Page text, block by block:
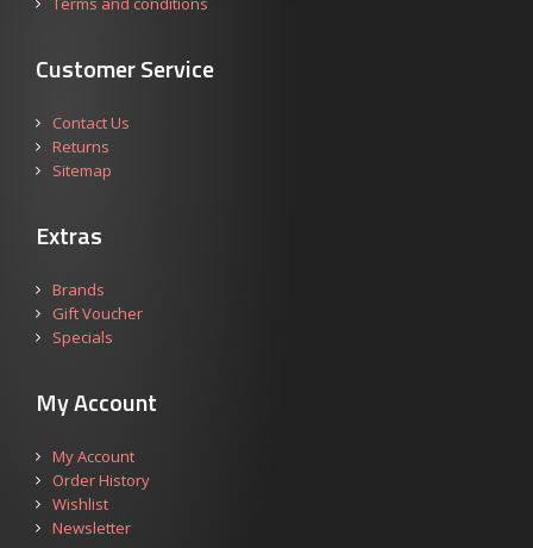
Customer Service
Contact Us
Returns
Sitemap
Extras
Brands
Gift Voucher
Specials
My Account
My Account
Order History
Wishlist
Newsletter